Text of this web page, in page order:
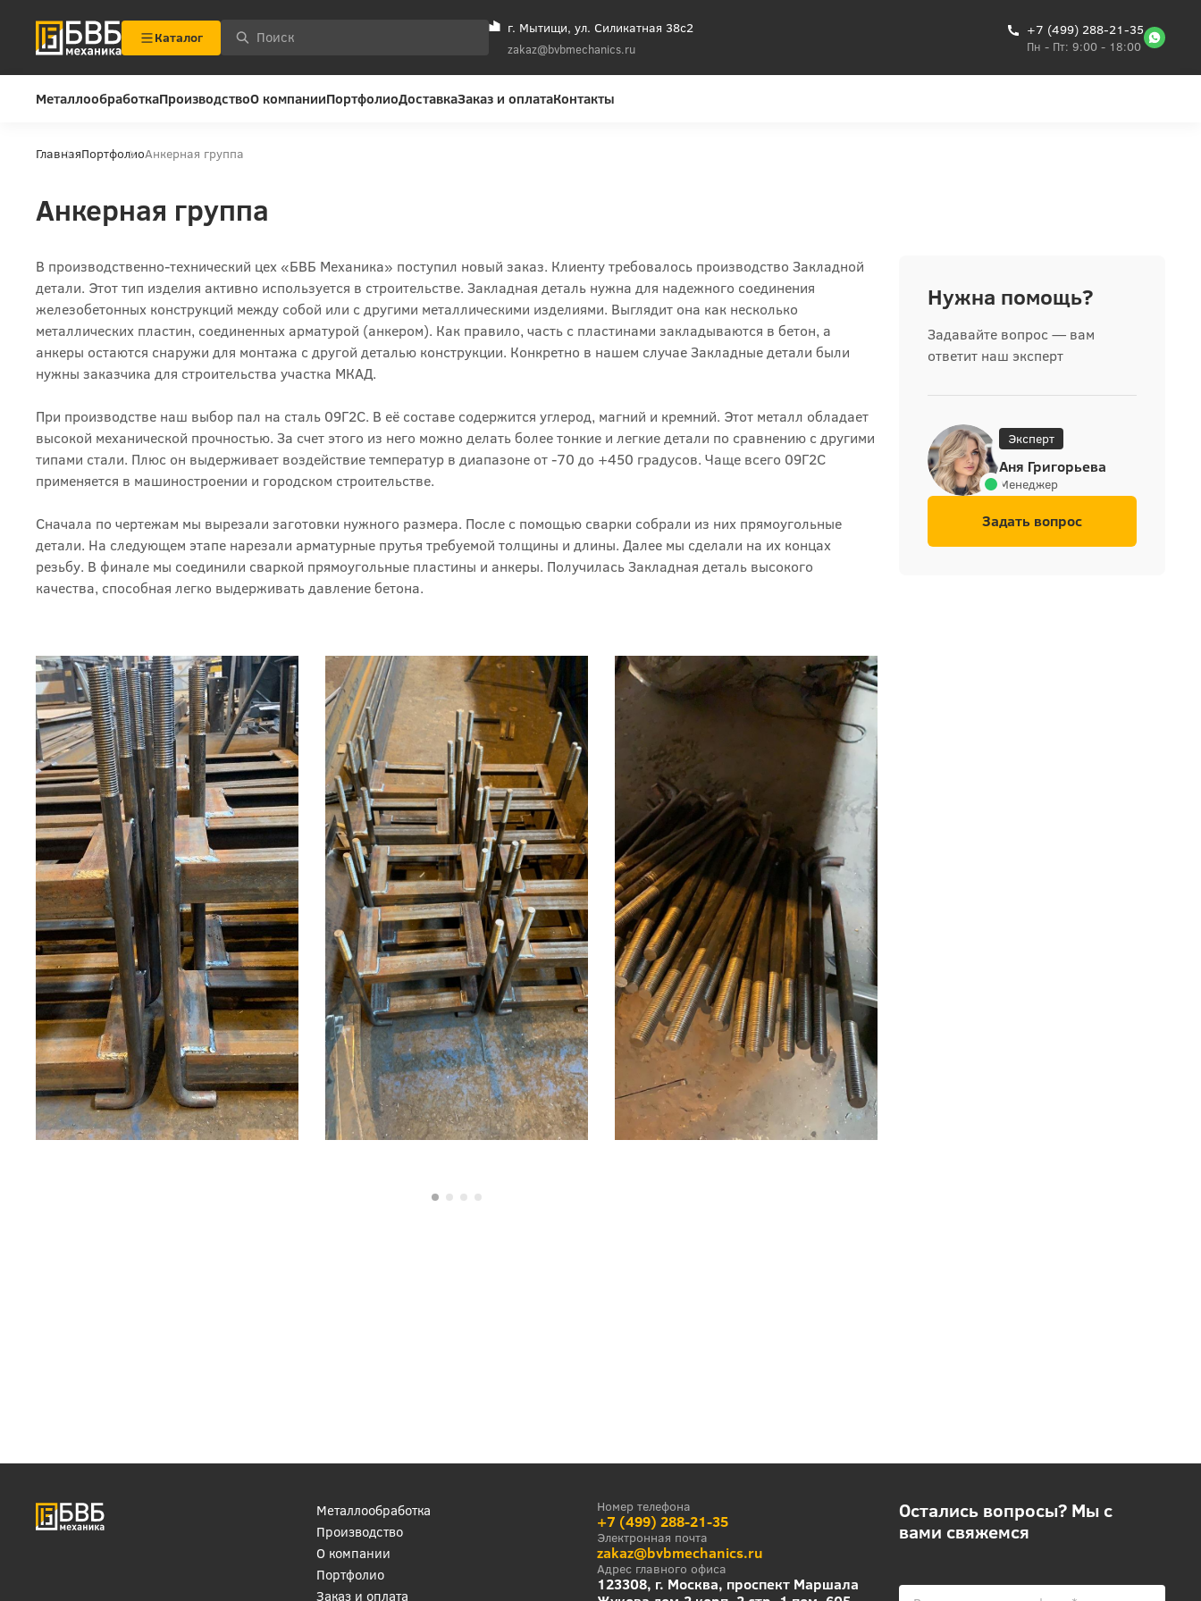
Каталог
г. Мытищи, ул. Силикатная 38с2
zakaz@bvbmechanics.ru
+7 (499) 288-21-35
Пн - Пт: 9:00 - 18:00
МеталлообработкаПроизводствоО компанииПортфолиоДоставкаЗаказ и оплатаКонтакты
ГлавнаяПортфолиоАнкерная группа
Анкерная группа
В производственно-технический цех «БВБ Механика» поступил новый заказ. Клиенту требовалось производство Закладной
детали. Этот тип изделия активно используется в строительстве. Закладная деталь нужна для надежного соединения
железобетонных конструкций между собой или с другими металлическими изделиями. Выглядит она как несколько
металлических пластин, соединенных арматурой (анкером). Как правило, часть с пластинами закладываются в бетон, а
анкеры остаются снаружи для монтажа с другой деталью конструкции. Конкретно в нашем случае Закладные детали были
нужны заказчика для строительства участка МКАД.
При производстве наш выбор пал на сталь 09Г2С. В её составе содержится углерод, магний и кремний. Этот металл обладает
высокой механической прочностью. За счет этого из него можно делать более тонкие и легкие детали по сравнению с другими
типами стали. Плюс он выдерживает воздействие температур в диапазоне от -70 до +450 градусов. Чаще всего 09Г2С
применяется в машиностроении и городском строительстве.
Сначала по чертежам мы вырезали заготовки нужного размера. После с помощью сварки собрали из них прямоугольные
детали. На следующем этапе нарезали арматурные прутья требуемой толщины и длины. Далее мы сделали на их концах
резьбу. В финале мы соединили сваркой прямоугольные пластины и анкеры. Получилась Закладная деталь высокого
качества, способная легко выдерживать давление бетона.
Нужна помощь?
Задавайте вопрос — вам
ответит наш эксперт
Эксперт
Аня Григорьева
Менеджер
Задать вопрос
Металлообработка
Производство
О компании
Портфолио
Заказ и оплата
Номер телефона
+7 (499) 288-21-35
Электронная почта
zakaz@bvbmechanics.ru
Адрес главного офиса
123308, г. Москва, проспект Маршала
Остались вопросы? Мы с
вами свяжемся